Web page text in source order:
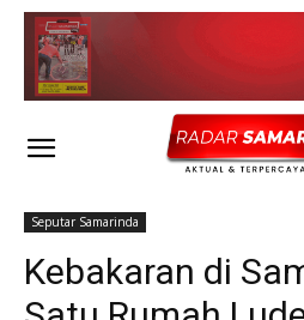
Seputar Samarinda
Kebakaran di